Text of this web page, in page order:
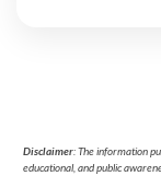
Disclaimer: The information
educational, and public